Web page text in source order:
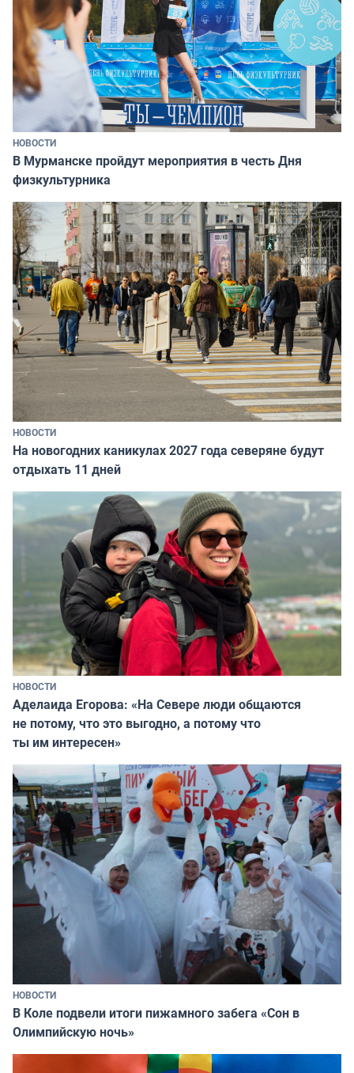
НОВОСТИ
В Мурманске пройдут мероприятия в честь Дня
физкультурника
НОВОСТИ
На новогодних каникулах 2027 года северяне будут
отдыхать 11 дней
НОВОСТИ
Аделаида Егорова: «На Севере люди общаются
не потому, что это выгодно, а потому что
ты им интересен»
НОВОСТИ
В Коле подвели итоги пижамного забега «Сон в
Олимпийскую ночь»